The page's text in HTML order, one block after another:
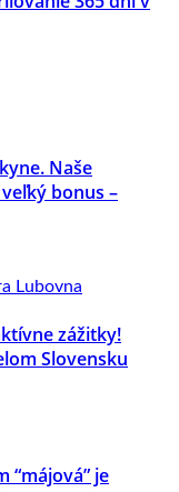
Naše
bonus –
zážitky!
Slovensku
“májová” je